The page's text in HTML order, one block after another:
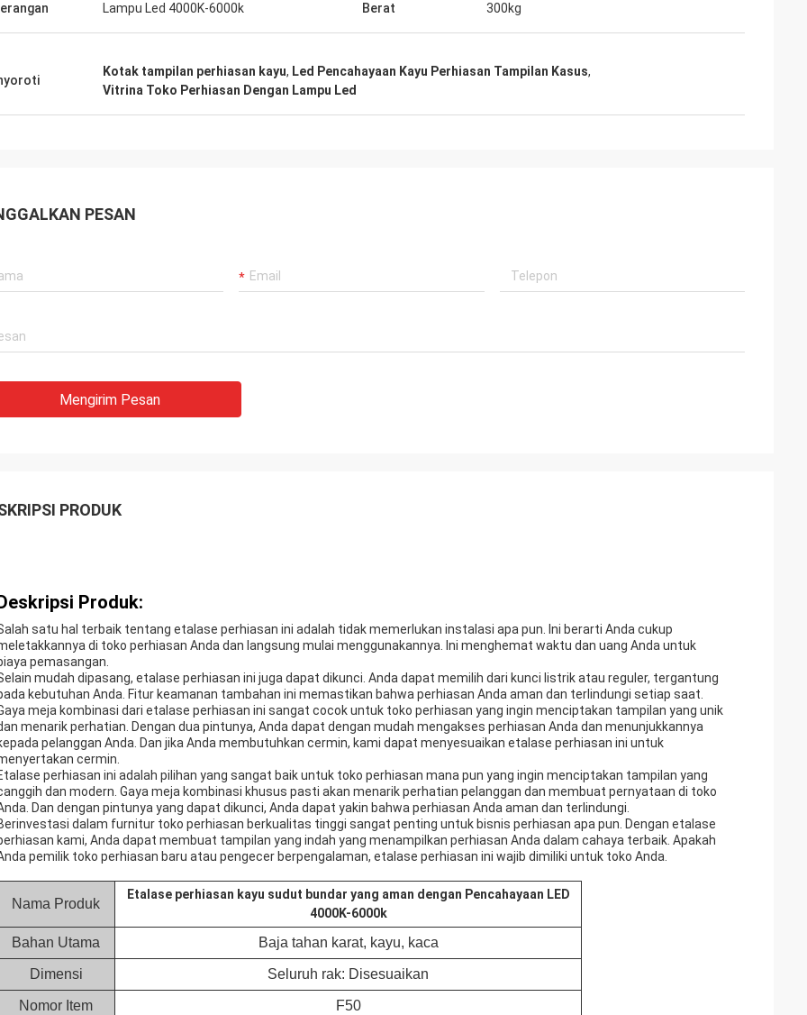
Lampu Led 4000K-6000k Berat 300kg
Kotak tampilan perhiasan kayu, Led Pencahayaan Kayu Perhiasan Tampilan Kasus,
Vitrina Toko Perhiasan Dengan Lampu Led
PESAN
Mengirim Pesan
PRODUK
Produk:
satu hal terbaik tentang etalase perhiasan ini adalah tidak memerlukan instalasi apa pun. Ini berarti Anda cukup
di toko perhiasan Anda dan langsung mulai menggunakannya. Ini menghemat waktu dan uang Anda untuk
pemasangan.
mudah dipasang, etalase perhiasan ini juga dapat dikunci. Anda dapat memilih dari kunci listrik atau reguler, tergantung
kebutuhan Anda. Fitur keamanan tambahan ini memastikan bahwa perhiasan Anda aman dan terlindungi setiap saat.
meja kombinasi dari etalase perhiasan ini sangat cocok untuk toko perhiasan yang ingin menciptakan tampilan yang unik
menarik perhatian. Dengan dua pintunya, Anda dapat dengan mudah mengakses perhiasan Anda dan menunjukkannya
pelanggan Anda. Dan jika Anda membutuhkan cermin, kami dapat menyesuaikan etalase perhiasan ini untuk
cermin.
perhiasan ini adalah pilihan yang sangat baik untuk toko perhiasan mana pun yang ingin menciptakan tampilan yang
dan modern. Gaya meja kombinasi khusus pasti akan menarik perhatian pelanggan dan membuat pernyataan di toko
Dan dengan pintunya yang dapat dikunci, Anda dapat yakin bahwa perhiasan Anda aman dan terlindungi.
dalam furnitur toko perhiasan berkualitas tinggi sangat penting untuk bisnis perhiasan apa pun. Dengan etalase
kami, Anda dapat membuat tampilan yang indah yang menampilkan perhiasan Anda dalam cahaya terbaik. Apakah
pemilik toko perhiasan baru atau pengecer berpengalaman, etalase perhiasan ini wajib dimiliki untuk toko Anda.
Nama Produk
Etalase perhiasan kayu sudut bundar yang aman dengan Pencahayaan LED
4000K-6000k
Bahan Utama Baja tahan karat, kayu, kaca
Dimensi Seluruh rak: Disesuaikan
Nomor Item F50